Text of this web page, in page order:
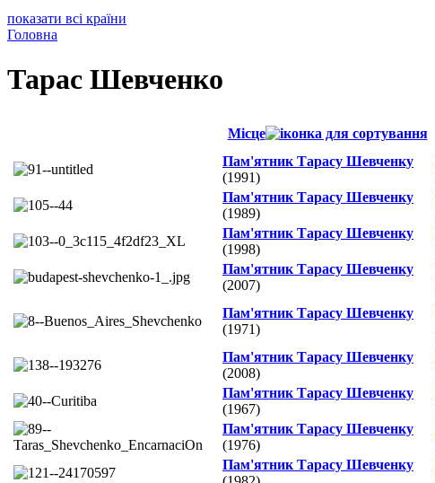
показати всі країни
Головна
Тарас Шевченко
Місце
Пам'ятник Тарасу Шевченку
(1991)
Пам'ятник Тарасу Шевченку
(1989)
Пам'ятник Тарасу Шевченку
(1998)
Пам'ятник Тарасу Шевченку
(2007)
Пам'ятник Тарасу Шевченку
(1971)
Пам'ятник Тарасу Шевченку
(2008)
Пам'ятник Тарасу Шевченку
(1967)
Пам'ятник Тарасу Шевченку
(1976)
Пам'ятник Тарасу Шевченку